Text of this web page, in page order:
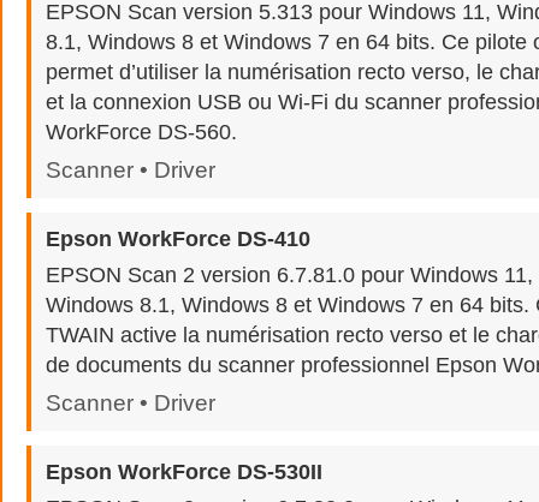
EPSON Scan version 5.313 pour Windows 11,
8.1, Windows 8 et Windows 7 en 64 bits. Ce pilote
permet d’utiliser la numérisation recto verso, le
et la connexion USB ou Wi-Fi du scanner
WorkForce DS-560.
Scanner • Driver
Epson WorkForce DS-410
EPSON Scan 2 version 6.7.81.0 pour Windows
Windows 8.1, Windows 8 et Windows 7 en 64 bits.
TWAIN active la numérisation recto verso et le
de documents du scanner professionnel Epson
Scanner • Driver
Epson WorkForce DS-530II